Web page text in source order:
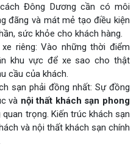
Đông Dương cần có môi
đãng và mát mẻ tạo điều kiện
sức khỏe cho khách hàng.
riêng: Vào những thời điểm
khu vực để xe sao cho thật
cầu của khách.
sạn phải đồng nhất: Sự đồng
và nội thất khách sạn phong
quan trọng. Kiến trúc khách sạn
và nội thất khách sạn chính